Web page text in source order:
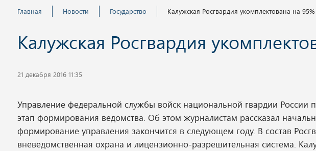
Главная Новости Государство Калужская Росгвардия укомплектована на 95%
Калужская Росгвардия
21 декабря 2016 11:35
Управление федеральной службы войск национальной гвардии России
этап формирования ведомства. Об этом журналистам рассказал
формирование управления закончится в следующем году. В состав
вневедомственная охрана и лицензионно-разрешительная система.